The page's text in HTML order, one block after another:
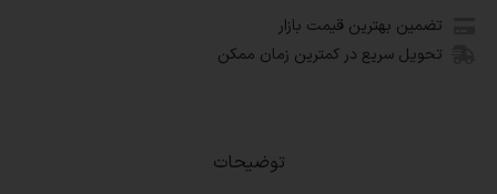
تضمین بهترین قیمت بازار
تحویل سریع در کمترین زمان ممکن
توضیحات